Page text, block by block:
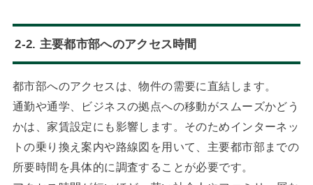
2-2. 主要都市部へのアクセス時間
都市部へのアクセスは、物件の需要に直結します。
通勤や通学、ビジネスの拠点への移動がスムーズかどう
かは、家賃設定にも影響します。そのためインターネッ
トの乗り換え案内や路線図を用いて、主要都市部までの
所要時間を具体的に調査することが必要です。